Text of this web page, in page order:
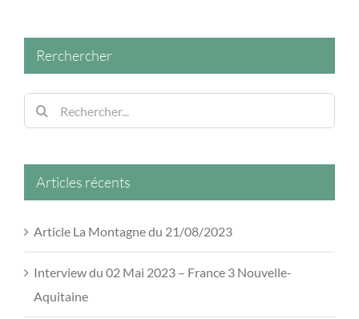
Rerchercher
Rechercher:
Articles récents
Article La Montagne du 21/08/2023
Interview du 02 Mai 2023 – France 3 Nouvelle-
Aquitaine